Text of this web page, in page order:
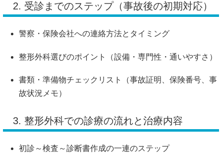
2. 受診までのステップ（事故後の初期対応）
警察・保険会社への連絡方法とタイミング
整形外科選びのポイント（設備・専門性・通いやすさ）
書類・準備物チェックリスト（事故証明、保険番号、事
故状況メモ）
3. 整形外科での診療の流れと治療内容
初診～検査～診断書作成の一連のステップ